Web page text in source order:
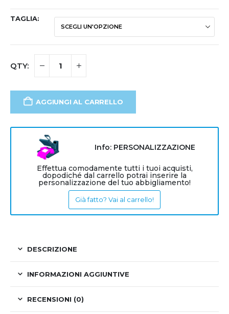
TAGLIA
AGGIUNGI AL CARRELLO
Info: PERSONALIZZAZIONE
Effettua comodamente tutti i tuoi acquisti,
dopodiché dal carrello potrai inserire la
personalizzazione del tuo abbigliamento!
Già fatto? Vai al carrello!
DESCRIZIONE
INFORMAZIONI AGGIUNTIVE
RECENSIONI (0)